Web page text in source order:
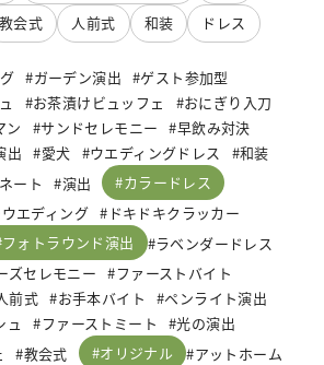
教会式 人前式 和装 ドレス
ガーデン演出
ゲスト参加型
お茶漬けビュッフェ
おにぎり入刀
ン
サンドセレモニー
早飲み対決
出 愛犬 ウエディングドレス
和装
ート
演出
カラードレス
エディング
ドキドキクラッカー
フォトラウンド演出
ラベンダードレス
ズセレモニー
ファーストバイト
前式 お手本バイト
ペンライト演出
ュ
ファーストミート
光の演出
教会式 オリジナル
アットホーム